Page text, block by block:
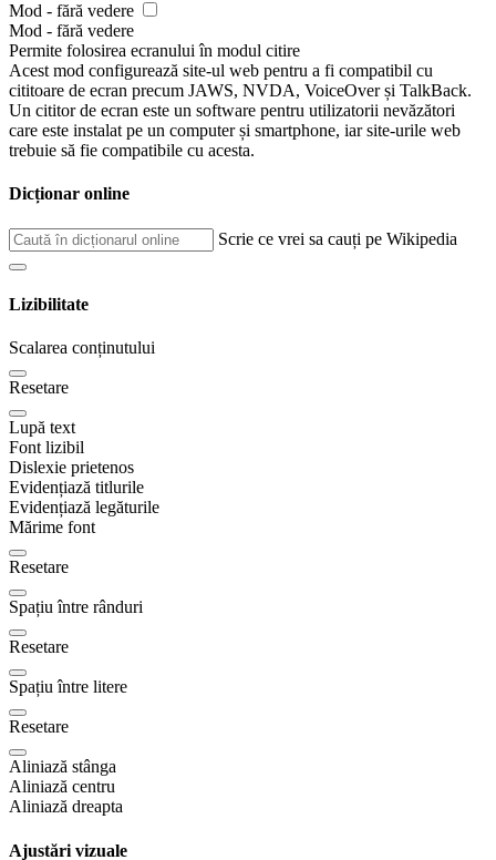
Mod - fără vedere
Mod - fără vedere
Permite folosirea ecranului în modul citire
Acest mod configurează site-ul web pentru a fi compatibil cu
cititoare de ecran precum JAWS, NVDA, VoiceOver și TalkBack.
Un cititor de ecran este un software pentru utilizatorii nevăzători
care este instalat pe un computer și smartphone, iar site-urile web
trebuie să fie compatibile cu acesta.
Dicționar online
Scrie ce vrei sa cauți pe Wikipedia
Lizibilitate
Scalarea conținutului
Resetare
Lupă text
Font lizibil
Dislexie prietenos
Evidențiază titlurile
Evidențiază legăturile
Mărime font
Resetare
Spațiu între rânduri
Resetare
Spațiu între litere
Resetare
Aliniază stânga
Aliniază centru
Aliniază dreapta
Ajustări vizuale